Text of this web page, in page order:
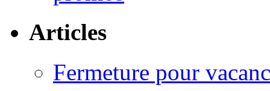
Articles
Fermeture pour